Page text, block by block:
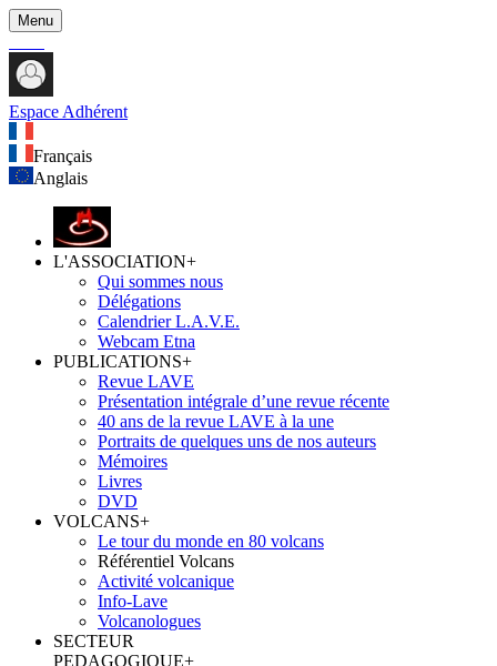
Menu
Espace Adhérent
Français
Anglais
L'ASSOCIATION+
Qui sommes nous
Délégations
Calendrier L.A.V.E.
Webcam Etna
PUBLICATIONS+
Revue LAVE
Présentation intégrale d’une revue récente
40 ans de la revue LAVE à la une
Portraits de quelques uns de nos auteurs
Mémoires
Livres
DVD
VOLCANS+
Le tour du monde en 80 volcans
Référentiel Volcans
Activité volcanique
Info-Lave
Volcanologues
SECTEUR
PEDAGOGIQUE+